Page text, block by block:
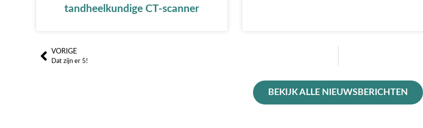
tandheelkundige CT-scanner
Prev
VORIGE
Dat zijn er 5!
BEKIJK ALLE NIEUWSBERICHTEN